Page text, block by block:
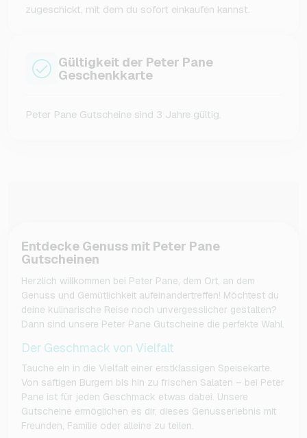
zugeschickt, mit dem du sofort einkaufen kannst.
Gültigkeit der Peter Pane
Geschenkkarte
Peter Pane Gutscheine sind 3 Jahre gültig.
Entdecke Genuss mit Peter Pane
Gutscheinen
Herzlich willkommen bei Peter Pane, dem Ort, an dem
Genuss und Gemütlichkeit aufeinandertreffen! Möchtest du
deine kulinarische Reise noch unvergesslicher gestalten?
Dann sind unsere Peter Pane Gutscheine die perfekte Wahl.
Der Geschmack von Vielfalt
Tauche ein in die Vielfalt einer erstklassigen Speisekarte.
Von saftigen Burgern bis hin zu frischen Salaten – bei Peter
Pane ist für jeden Geschmack etwas dabei. Unsere
Gutscheine ermöglichen es dir, dieses Genusserlebnis mit
Freunden, Familie oder alleine zu teilen.